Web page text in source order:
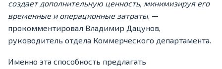
создает дополнительную ценность, минимизируя его
временные и операционные затраты , —
прокомментировал Владимир Дацунов,
руководитель отдела Коммерческого департамента.
Именно эта способность предлагать